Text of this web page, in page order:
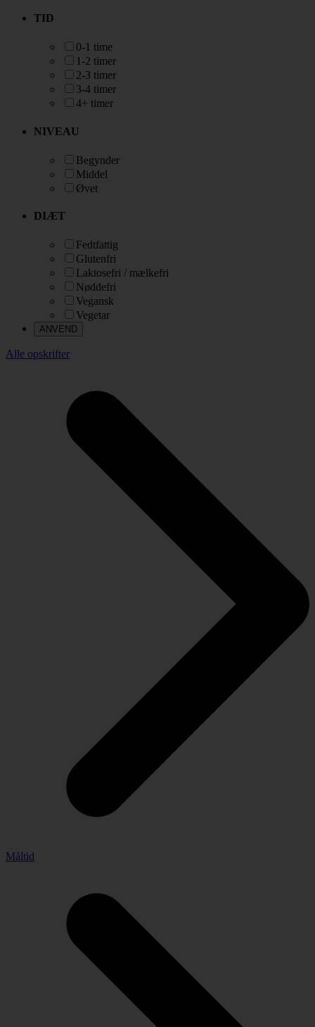
TID
0-1 time
1-2 timer
2-3 timer
3-4 timer
4+ timer
NIVEAU
Begynder
Middel
Øvet
DIÆT
Fedtfattig
Glutenfri
Laktosefri / mælkefri
Nøddefri
Vegansk
Vegetar
Alle opskrifter
Måltid